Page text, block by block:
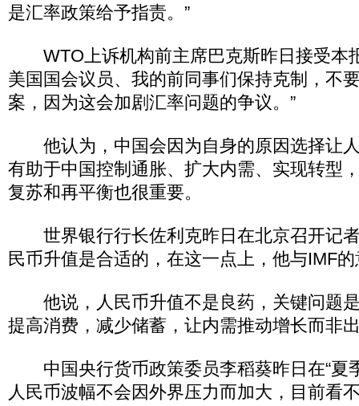
是汇率政策给予指责。”
WTO上诉机构前主席巴克斯昨日接受本
美国国会议员、我的前同事们保持克制，不
案，因为这会加剧汇率问题的争议。”
他认为，中国会因为自身的原因选择让
有助于中国控制通胀、扩大内需、实现转型
复苏和再平衡也很重要。
世界银行行长佐利克昨日在北京召开记
民币升值是合适的，在这一点上，他与IMF
他说，人民币升值不是良药，关键问题
提高消费，减少储蓄，让内需推动增长而非
中国央行货币政策委员李稻葵昨日在“夏
人民币波幅不会因外界压力而加大，目前看